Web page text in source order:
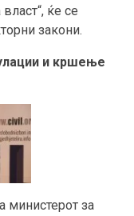
ќе се
закони.
и кршење
министерот за